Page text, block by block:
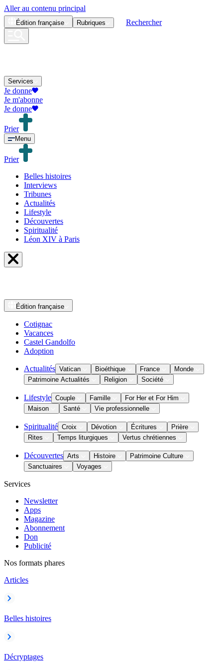
Aller au contenu principal
Édition française Rubriques Rechercher
Services
Je donne
Je m'abonne
Je donne
Prier
Menu
Prier
Belles histoires
Interviews
Tribunes
Actualités
Lifestyle
Découvertes
Spiritualité
Léon XIV à Paris
Édition française
Cotignac
Vacances
Castel Gandolfo
Adoption
Actualités Vatican Bioéthique France
Monde
Patrimoine Actualités
Religion Société
Lifestyle Couple Famille
For Her et For Him
Maison
Santé Vie professionnelle
Spiritualité Croix Dévotion Écritures
Prière
Rites
Temps liturgiques Vertus chrétiennes
Découvertes Arts Histoire
Patrimoine Culture
Sanctuaires
Voyages
Services
Newsletter
Apps
Magazine
Abonnement
Don
Publicité
Nos formats phares
Articles
Belles histoires
Décryptages